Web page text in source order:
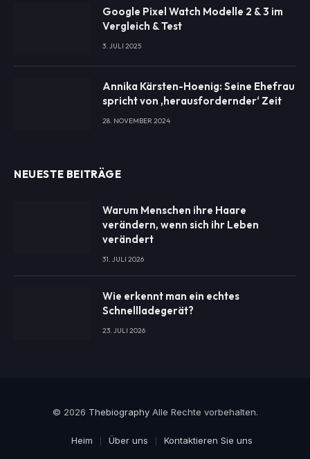
Google Pixel Watch Modelle 2 & 3 im
Vergleich & Test
3. JULI 2025
Annika Kärsten-Hoenig: Seine Ehefrau
spricht von ‚herausfordernder‘ Zeit
28. NOVEMBER 2024
NEUESTE BEITRÄGE
Warum Menschen ihre Haare
verändern, wenn sich ihr Leben
verändert
31. JULI 2026
Wie erkennt man ein echtes
Schnellladegerät?
23. JULI 2026
© 2026 ThebiographyAlle Rechte vorbehalten.
Heim Über uns Kontaktieren Sie uns